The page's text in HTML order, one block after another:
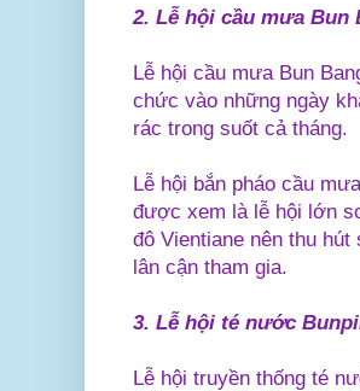
2. Lễ hội cầu mưa Bun
Lễ hội cầu mưa Bun
chức vào những ngày
rác trong suốt cả tháng.
Lễ hội bắn pháo cầu
được xem là lễ hội lớn
đô Vientiane nên thu
lân cận tham gia.
3. Lễ hội té nước
Lễ hội truyền thống té